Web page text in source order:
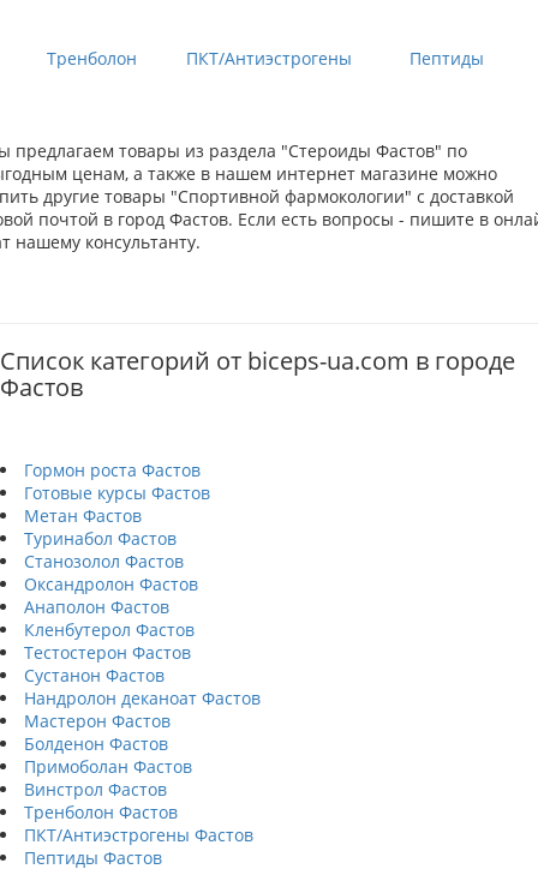
Тренболон ПКТ/Антиэстрогены Пептиды
предлагаем товары из раздела "Стероиды Фастов" по
ценам, а также в нашем интернет магазине можно
другие товары "Спортивной фармокологии" с доставкой
почтой в город Фастов. Если есть вопросы - пишите в
нашему консультанту.
Список категорий от biceps-ua.com в городе
Фастов
Гормон роста Фастов
Готовые курсы Фастов
Метан Фастов
Туринабол Фастов
Станозолол Фастов
Оксандролон Фастов
Анаполон Фастов
Кленбутерол Фастов
Тестостерон Фастов
Сустанон Фастов
Нандролон деканоат Фастов
Мастерон Фастов
Болденон Фастов
Примоболан Фастов
Винстрол Фастов
Тренболон Фастов
ПКТ/Антиэстрогены Фастов
Пептиды Фастов